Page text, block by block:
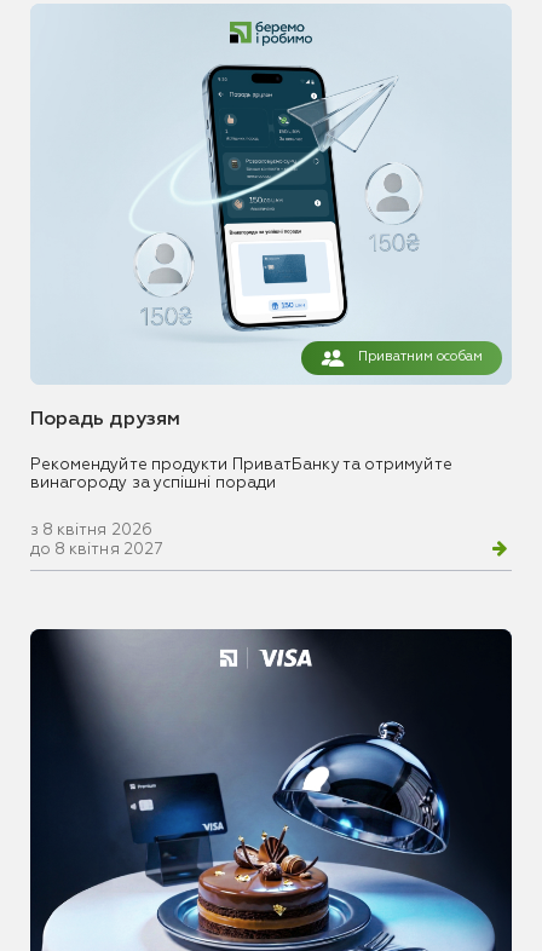
Приватним особам
Порадь друзям
Рекомендуйте продукти ПриватБанку та отримуйте
винагороду за успішні поради
з 8 квітня 2026
до 8 квітня 2027